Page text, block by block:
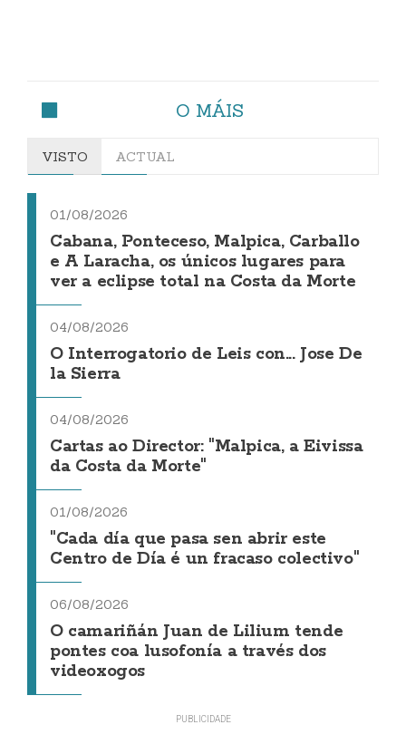
O MÁIS
VISTO ACTUAL
01/08/2026
Cabana, Ponteceso, Malpica, Carballo
e A Laracha, os únicos lugares para
ver a eclipse total na Costa da Morte
04/08/2026
O Interrogatorio de Leis con... Jose De
la Sierra
04/08/2026
Cartas ao Director: "Malpica, a Eivissa
da Costa da Morte"
01/08/2026
"Cada día que pasa sen abrir este
Centro de Día é un fracaso colectivo"
06/08/2026
O camariñán Juan de Lilium tende
pontes coa lusofonía a través dos
videoxogos